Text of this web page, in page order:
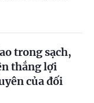
trong sạch,
thắng lợi
của đối